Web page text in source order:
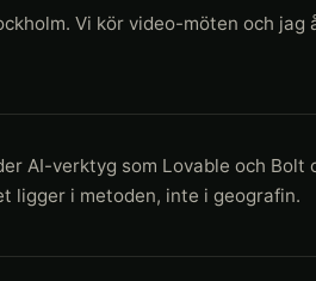
Vi kör video-möten och
AI-verktyg som Lovable och
ligger i metoden, inte i geografin.